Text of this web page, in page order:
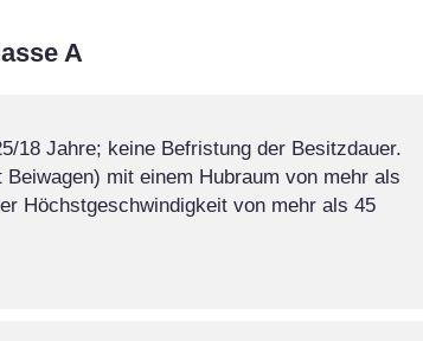
A
18 Jahre; keine Befristung der Besitzdauer.
mit einem Hubraum von mehr als
Höchstgeschwindigkeit von mehr als 45